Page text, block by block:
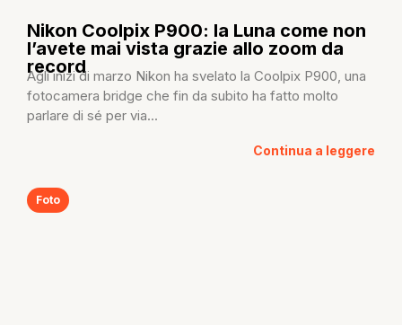
Nikon Coolpix P900: la Luna come non
l’avete mai vista grazie allo zoom da
record
Agli inizi di marzo Nikon ha svelato la Coolpix P900, una
fotocamera bridge che fin da subito ha fatto molto
parlare di sé per via...
Continua a leggere
Foto